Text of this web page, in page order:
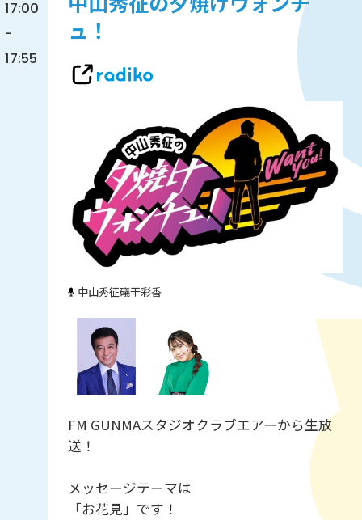
17:00
-
17:55
ュ！
中山秀征礒干彩香
FM GUNMAスタジオクラブエアーから生放
送！
メッセージテーマは
「お花見」です！